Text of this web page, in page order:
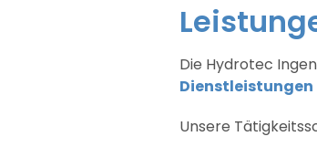
Die Hydrotec
Dienstleistungen
Unsere